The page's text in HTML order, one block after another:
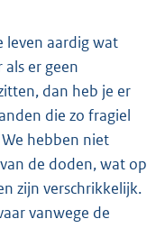
leven aardig wat
als er geen
dan heb je er
die zo fragiel
hebben niet
de doden, wat op
zijn verschrikkelijk.
vanwege de